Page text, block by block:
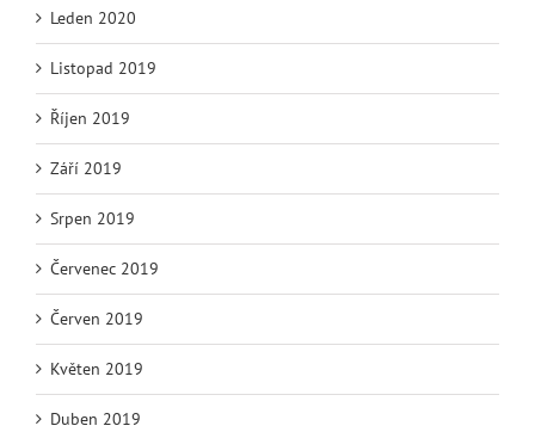
Leden 2020
Listopad 2019
Říjen 2019
Září 2019
Srpen 2019
Červenec 2019
Červen 2019
Květen 2019
Duben 2019